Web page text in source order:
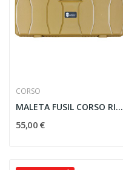
CORSO
MALETA FUSIL CORSO RIGIDA CORSAIR MK1 87CM COYOTE
55,00 €